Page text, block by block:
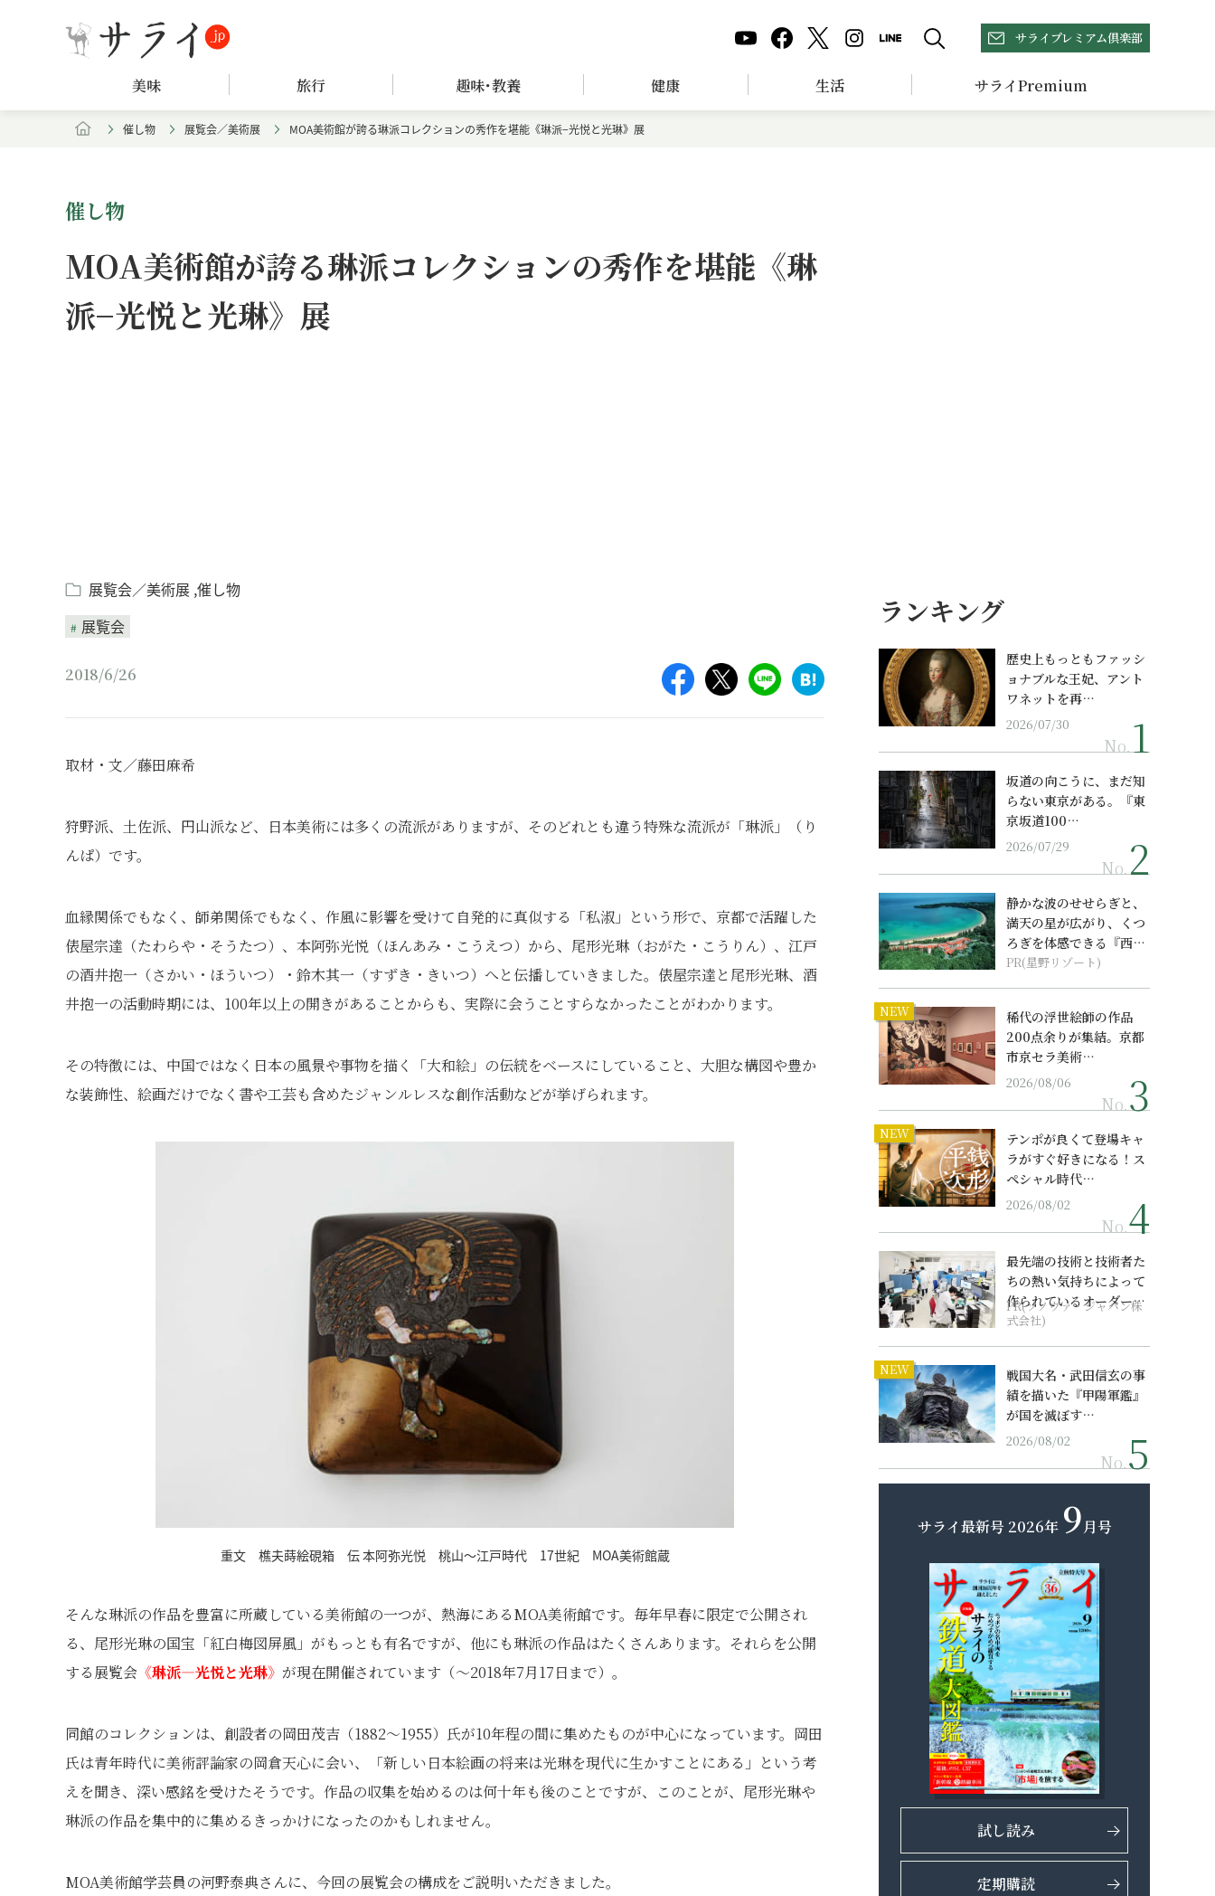
サライプレミアム倶楽部
美味 旅行 趣味･教養 健康 生活 サライPremium
催し物 展覧会／美術展 MOA美術館が誇る琳派コレクションの秀作を堪能《琳派−光悦と光琳》展
催し物
MOA美術館が誇る琳派コレクションの秀作を堪能《琳
派−光悦と光琳》展
展覧会／美術展 催し物
展覧会
2018/6/26
取材・文／藤田麻希
狩野派、土佐派、円山派など、日本美術には多くの流派がありますが、そのどれとも違う特殊な流派が「琳派」
（り
んぱ） です。
血縁関係でもなく、師弟関係でもなく、作風に影響を受けて自発的に真似する「私淑」という形で、京都で活躍した
俵屋宗達 （たわらや・そうたつ） 、本阿弥光悦 （ほんあみ・こうえつ） から、尾形光琳 （おがた・こうりん） 、江戸
の酒井抱一 （さかい・ほういつ） ・鈴木其一 （すずき・きいつ） へと伝播していきました。俵屋宗達と尾形光琳、酒
井抱一の活動時期には、100年以上の開きがあることからも、実際に会うことすらなかったことがわかります。
その特徴には、中国ではなく日本の風景や事物を描く「大和絵」の伝統をベースにしていること、大胆な構図や豊か
な装飾性、絵画だけでなく書や工芸も含めたジャンルレスな創作活動などが挙げられます。
重文 樵夫蒔絵硯箱 伝 本阿弥光悦 桃山～江戸時代 17世紀 MOA美術館蔵
そんな琳派の作品を豊富に所蔵している美術館の一つが、熱海にあるMOA美術館です。毎年早春に限定で公開され
る、尾形光琳の国宝「紅白梅図屏風」がもっとも有名ですが、他にも琳派の作品はたくさんあります。それらを公開
する展覧会 《琳派―光悦と光琳》 が現在開催されています （〜2018年7月17日まで） 。
同館のコレクションは、創設者の岡田茂吉 （1882～1955） 氏が10年程の間に集めたものが中心になっています。岡田
氏は青年時代に美術評論家の岡倉天心に会い、「新しい日本絵画の将来は光琳を現代に生かすことにある」という考
えを聞き、深い感銘を受けたそうです。作品の収集を始めるのは何十年も後のことですが、このことが、尾形光琳や
琳派の作品を集中的に集めるきっかけになったのかもしれません。
MOA美術館学芸員の河野泰典さんに、今回の展覧会の構成をご説明いただきました。
ランキング
歴史上もっともファッシ
ョナブルな王妃、アント
ワネットを再…
2026/07/30
No.
坂道の向こうに、まだ知
らない東京がある。『東
京坂道100…
2026/07/29
No.
静かな波のせせらぎと、
満天の星が広がり、くつ
ろぎを体感できる『西表
島ホテル by...
PR(星野リゾート)
NEW
稀代の浮世絵師の作品
200点余りが集結。京都
市京セラ美術…
2026/08/06
No.
NEW
テンポが良くて登場キャ
ラがすぐ好きになる！ス
ペシャル時代…
2026/08/02
No.
最先端の技術と技術者た
ちの熱い気持ちによって
作られているオーダーメ
イド補聴器
PR(ソノヴァ・ジャパン株
式会社)
NEW
戦国大名・武田信玄の事
績を描いた『甲陽軍鑑』
が国を滅ぼす…
2026/08/02
No.
サライ最新号 2026年 9月号
試し読み
定期購読